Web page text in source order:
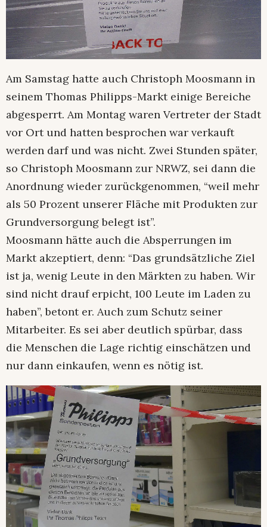
Am Samstag hatte auch Christoph Moosmann in
seinem Thomas Philipps-Markt einige Bereiche
abgesperrt. Am Montag waren Vertreter der Stadt
vor Ort und hatten besprochen war verkauft
werden darf und was nicht. Zwei Stunden später,
so Christoph Moosmann zur NRWZ, sei dann die
Anordnung wieder zurückgenommen, “weil mehr
als 50 Prozent unserer Fläche mit Produkten zur
Grundversorgung belegt ist”.
Moosmann hätte auch die Absperrungen im
Markt akzeptiert, denn: “Das grundsätzliche Ziel
ist ja, wenig Leute in den Märkten zu haben. Wir
sind nicht drauf erpicht, 100 Leute im Laden zu
haben”, betont er. Auch zum Schutz seiner
Mitarbeiter. Es sei aber deutlich spürbar, dass
die Menschen die Lage richtig einschätzen und
nur dann einkaufen, wenn es nötig ist.